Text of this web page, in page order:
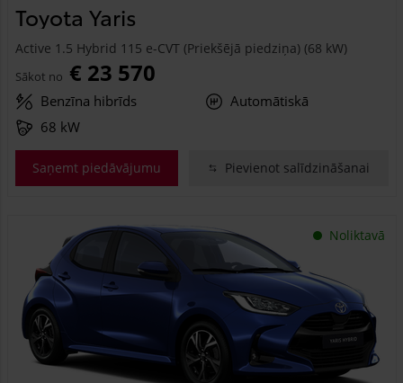
Toyota Yaris
Active 1.5 Hybrid 115 e-CVT (Priekšējā piedziņa) (68 kW)
Sākot no € 23 570
Benzīna hibrīds
Automātiskā
68 kW
Saņemt piedāvājumu Pievienot salīdzināšanai
Noliktavā